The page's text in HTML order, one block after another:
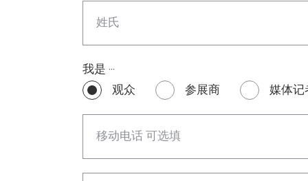
姓氏
我是 ‧‧‧
观众
参展商 媒体记
移动电话 可选填